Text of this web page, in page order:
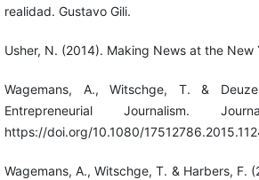
realidad. Gustavo Gili.
Usher, N. (2014). Making News at the
Wagemans, A., Witschge, T. &
Entrepreneurial Journalism.
https://doi.org/10.1080/
Wagemans, A., Witschge, T. & Harbers,